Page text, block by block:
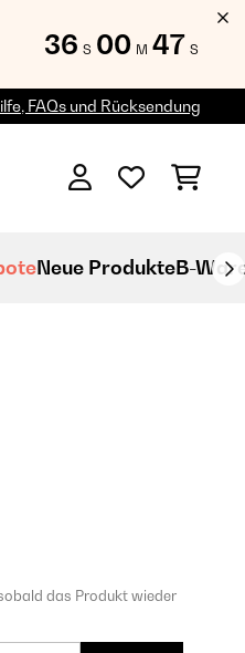
36 S 00 M 46 S
FAQs und Rücksendung
Neue ProdukteB-
das Produkt wieder